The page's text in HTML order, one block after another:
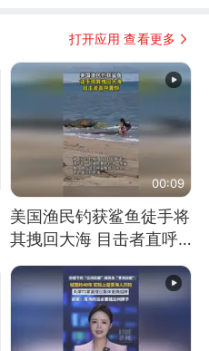
打开应用 查看更多
00:09
美国渔民钓获鲨鱼徒手将
其拽回大海 目击者直呼
震惊 （视频来源：参考
消息）